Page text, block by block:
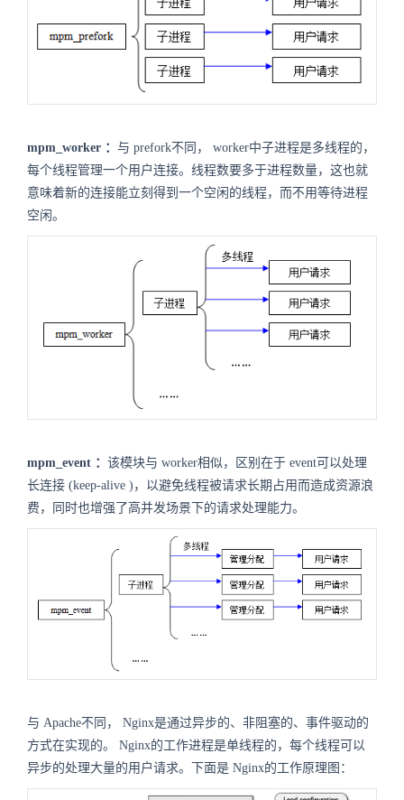
mpm_worker ： 与 prefork不同， worker中子进程是多线程的，
每个线程管理一个用户连接。线程数要多于进程数量，这也就
意味着新的连接能立刻得到一个空闲的线程，而不用等待进程
空闲。
mpm_event ： 该模块与 worker相似，区别在于 event可以处理
长连接 (keep-alive ) ，以避免线程被请求长期占用而造成资源浪
费，同时也增强了高并发场景下的请求处理能力。
与 Apache不同， Nginx是通过异步的、非阻塞的、事件驱动的
方式在实现的。 Nginx的工作进程是单线程的，每个线程可以
异步的处理大量的用户请求。下面是 Nginx的工作原理图：